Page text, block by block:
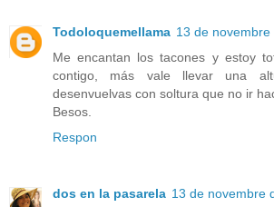
Todoloquemellama 13 de
Me encantan los tacones y estoy
contigo, más vale llevar una
desenvuelvas con soltura que no ir
Besos.
Respon
dos en la pasarela 13 de novembre